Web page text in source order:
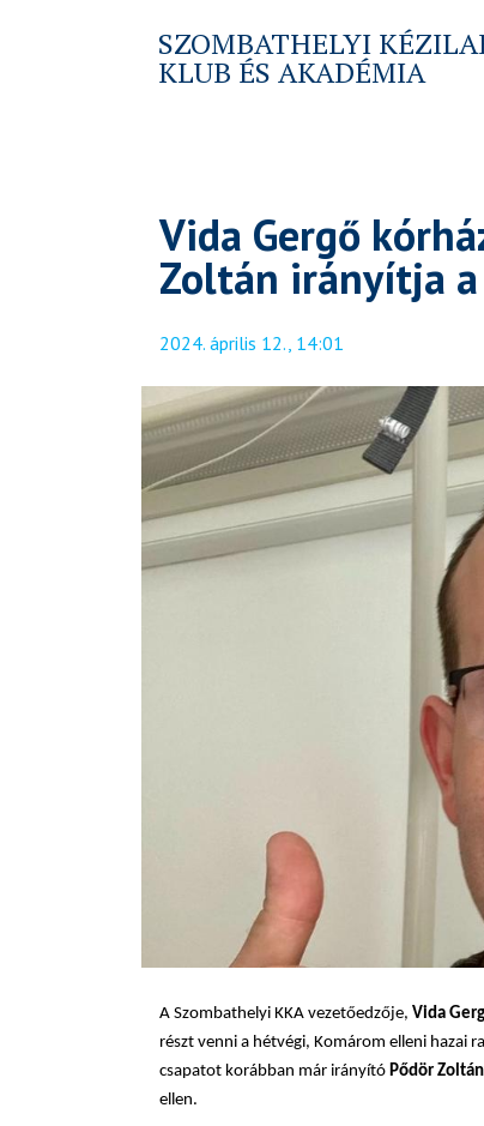
SZOMBATHELYI
KLUB ÉS AKADÉMIA
Vida Gergő
Zoltán irányítja
2024. április 12., 14:01
A Szombathelyi KKA vezetőedzője, Vida
részt venni a hétvégi, Komárom elleni hazai
csapatot korábban már irányító Pődör
ellen.